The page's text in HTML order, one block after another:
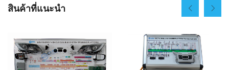
สินค้าที่แนะนำ